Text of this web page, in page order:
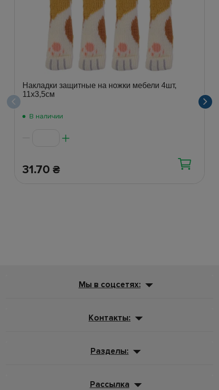
Накладки защитные на ножки мебели 4шт,
11х3,5см
В наличии
31.70 ₴
Мы в соцсетях:
Контакты:
Разделы:
Рассылка